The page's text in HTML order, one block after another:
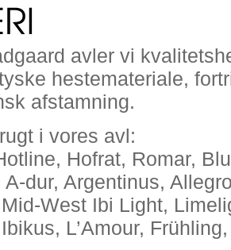
avler vi
hestemateriale,
afstamning.
i vores avl:
Hofrat, Romar,
A-dur, Argentinus,
West Ibi Light,
L’Amour,